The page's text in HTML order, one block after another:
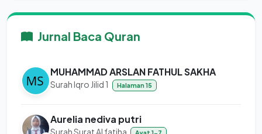
Jurnal Baca Quran
MUHAMMAD ARSLAN FATHUL SAKHA
Surah Iqro Jilid 1 Halaman 15
Aurelia nediva putri
Surah Surat Al fatiha